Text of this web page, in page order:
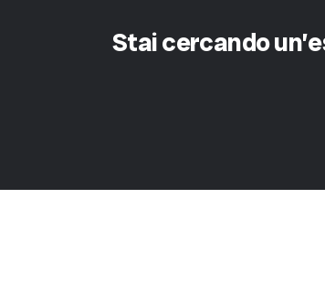
Stai cercando